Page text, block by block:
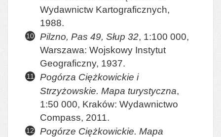
Wydawnictw Kartograficznych,
1988.
Pilzno, Pas 49, Słup 32, 1:100 000,
Warszawa: Wojskowy Instytut
Geograficzny, 1937.
Pogórza Ciężkowickie i
Strzyżowskie. Mapa turystyczna,
1:50 000, Kraków: Wydawnictwo
Compass, 2011.
Pogórze Ciężkowickie. Mapa